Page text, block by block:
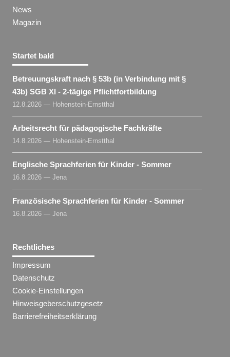
News
Magazin
Startet bald
Betreuungskraft nach § 53b (in Verbindung mit §
43b) SGB XI - 2-tägige Pflichtfortbildung
12.8.2026 — Hohenstein-Ernstthal
Arbeitsrecht für pädagogische Fachkräfte
14.8.2026 — Hohenstein-Ernstthal
Englische Sprachferien für Kinder - Sommer
16.8.2026 — Jena
Französische Sprachferien für Kinder - Sommer
16.8.2026 — Jena
Rechtliches
Impressum
Datenschutz
Cookie-Einstellungen
Hinweisgeberschutzgesetz
Barrierefreiheitserklärung